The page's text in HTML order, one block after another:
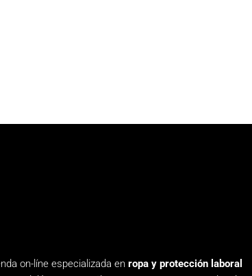
on-líne especializada en ropa y protección laboral